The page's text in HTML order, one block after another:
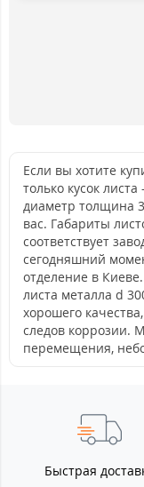
Если вы хотите
только кусок
диаметр толщина
вас. Габариты
соответствует
сегодняшний
отделение в
листа металла d
хорошего
следов коррозии.
перемещения,
Быстрая